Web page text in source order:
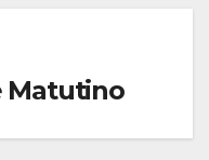
Matutino